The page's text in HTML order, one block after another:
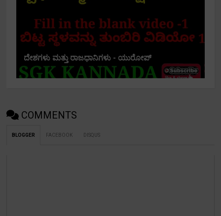
ದೇಶಗಳು ಮತ್ತು ರಾಜಧಾನಿಗಳು - ಯುರೋಪ್
COMMENTS
BLOGGER FACEBOOK DISQUS